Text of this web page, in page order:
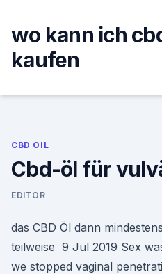
content
wo kann ich
kaufen
CBD OIL
Cbd-öl für
EDITOR
das CBD Öl dann
teilweise 9 Jul 2019 Sex
we stopped vaginal